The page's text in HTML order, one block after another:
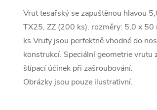
Vrut tesařský se zapuštěnou hlavou
TX25, ZZ (200 ks). rozměry: 5,0 x
ks Vruty jsou perfektně vhodné do
konstrukcí. Speciální geometrie vrutu
štípací účinek při zašroubování.
Obrázky jsou pouze ilustrativní.